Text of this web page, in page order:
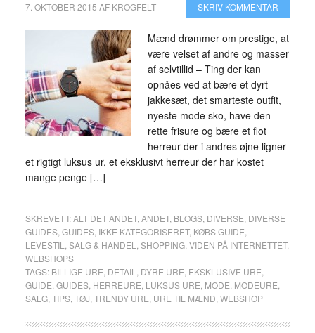
7. OKTOBER 2015 AF KROGFELT SKRIV KOMMENTAR
Mænd drømmer om prestige, at
være velset af andre og masser
af selvtillid – Ting der kan
opnåes ved at bære et dyrt
jakkesæt, det smarteste outfit,
nyeste mode sko, have den
rette frisure og bære et flot
herreur der i andres øjne ligner
et rigtigt luksus ur, et eksklusivt herreur der har kostet
mange penge […]
SKREVET I:ALT DET ANDET, ANDET, BLOGS, DIVERSE DIVERSE
GUIDES, GUIDES, IKKE KATEGORISERET, KØBS GUIDE
LEVESTIL
SALG & HANDEL SHOPPING, VIDEN PÅ INTERNETTET,
WEBSHOPS
TAGS: BILLIGE URE DETAIL DYRE URE EKSKLUSIVE URE
GUIDE GUIDES, HERREURE LUKSUS URE MODE MODEURE
SALG, TIPS, TØJ TRENDY URE URE TIL MÆND WEBSHOP